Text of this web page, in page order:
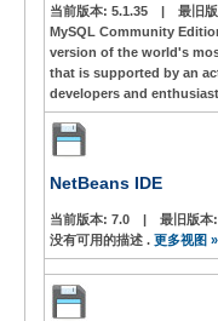
当前版本: 5.1.35 | 最旧
MySQL Community
version of the world's
that is supported by an
developers and
NetBeans IDE
当前版本: 7.0 | 最旧版本:
没有可用的描述 . 更多视图 »